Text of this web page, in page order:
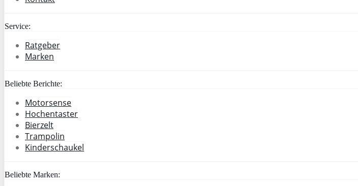
Service:
Ratgeber
Marken
Beliebte Berichte:
Motorsense
Hochentaster
Bierzelt
Trampolin
Kinderschaukel
Beliebte Marken: